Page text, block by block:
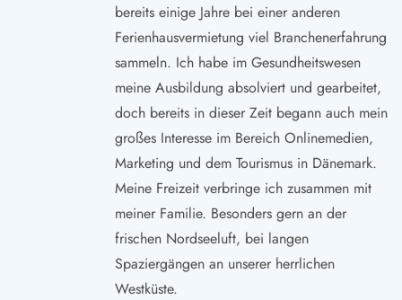
bereits einige Jahre bei einer anderen
Ferienhausvermietung viel Branchenerfahrung
sammeln. Ich habe im Gesundheitswesen
meine Ausbildung absolviert und gearbeitet,
doch bereits in dieser Zeit begann auch mein
großes Interesse im Bereich Onlinemedien,
Marketing und dem Tourismus in Dänemark.
Meine Freizeit verbringe ich zusammen mit
meiner Familie. Besonders gern an der
frischen Nordseeluft, bei langen
Spaziergängen an unserer herrlichen
Westküste.